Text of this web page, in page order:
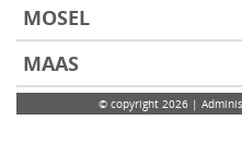
MOSEL
MAAS
© copyright 2026 |